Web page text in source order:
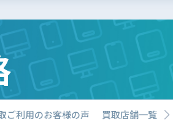
その他 買取
- AirPods
- PlayStation
- NintendoSwitch
- Nintendo 3DS
店舗一覧
iPhone 買取の注意点
ご利用のお客様の声 買取店舗一覧